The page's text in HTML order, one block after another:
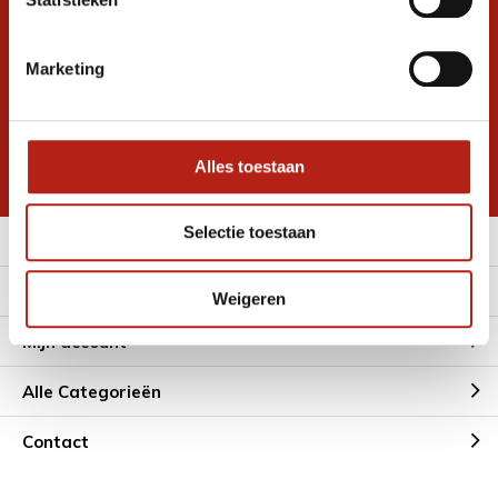
Marketing
Alles toestaan
Selectie toestaan
Weigeren
Ontvang de nieuwste aanbiedingen en
promoties
Inschrijven voor
korting
* Lees hier de wettelijke beperkingen
Mijn account
Alle Categorieën
Contact